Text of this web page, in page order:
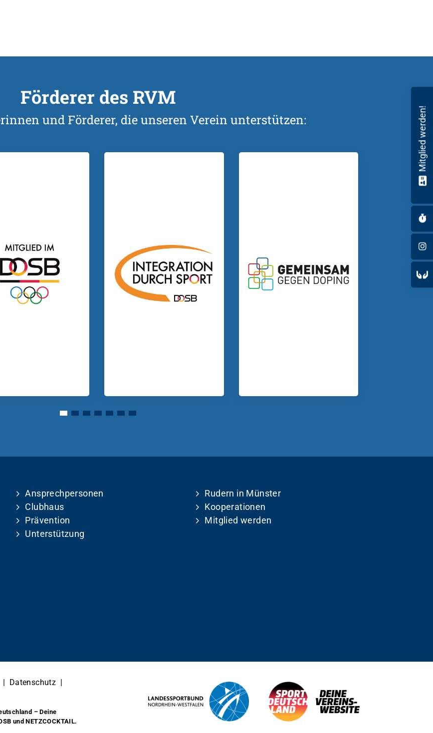
Förderer des RVM
und Förderer, die unseren Verein unterstützen:
Ansprechpersonen
Clubhaus
Prävention
Unterstützung
Rudern in Münster
Kooperationen
Mitglied werden
| Datenschutz |
– Deine
und NETZCOCKTAIL.
Mitglied werden!